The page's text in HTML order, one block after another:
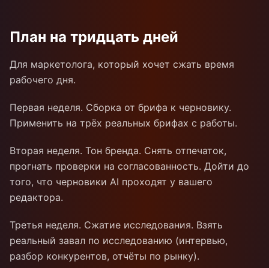
План на тридцать дней
Для маркетолога, который хочет сжать время
рабочего дня.
Первая неделя. Сборка от брифа к черновику.
Применить на трёх реальных брифах с работы.
Вторая неделя. Тон бренда. Снять отпечаток,
прогнать проверки на согласованность. Дойти до
того, что черновики AI проходят у вашего
редактора.
Третья неделя. Сжатие исследования. Взять
реальный завал по исследованию (интервью,
разбор конкурентов, отчёты по рынку).